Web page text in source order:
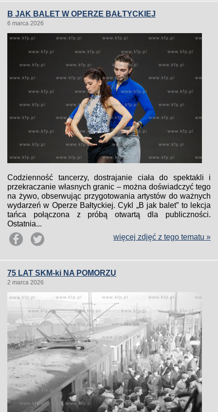
B JAK BALET W OPERZE BAŁTYCKIEJ
6 marca 2026
Codzienność tancerzy, dostrajanie ciała do spektakli i
przekraczanie własnych granic – można doświadczyć tego
na żywo, obserwując przygotowania artystów do ważnych
wydarzeń w Operze Bałtyckiej. Cykl „B jak balet” to lekcja
tańca połączona z próbą otwartą dla publiczności.
Ostatnia...
więcej zdjęć z tego tematu »
75 LAT SKM-ki NA POMORZU
2 marca 2026